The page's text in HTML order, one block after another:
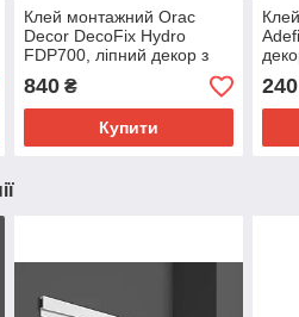
Клей монтажний Orac
Decor DecoFix Hydro
FDP700, ліпний декор з
поліуретану
840₴
Купити
240